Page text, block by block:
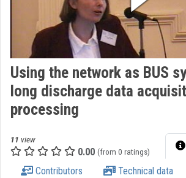
Organization home
Log In
Categories
Organization playlists
Organizations
Contributors
Using the network as BUS
long discharge data
processing
11 view
0.00 (from 0 ratings)
Contributors Technical data